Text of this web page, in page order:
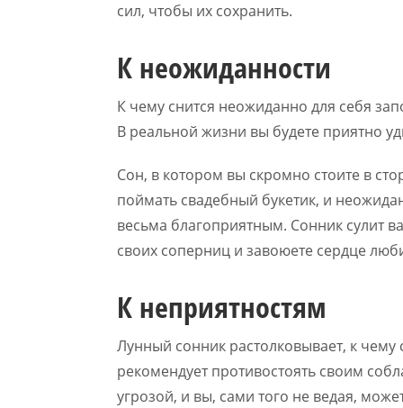
сил, чтобы их сохранить.
К неожиданности
К чему снится неожиданно для себя
В реальной жизни вы будете приятно
Сон, в котором вы скромно стоите в
поймать свадебный букетик, и
весьма благоприятным. Сонник сулит
своих соперниц и завоюете сердце
К неприятностям
Лунный сонник растолковывает, к чему
рекомендует противостоять своим
угрозой, и вы, сами того не ведая,